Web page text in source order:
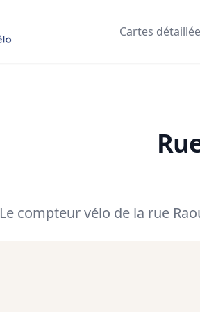
Cartes
Le compteur vélo de la rue